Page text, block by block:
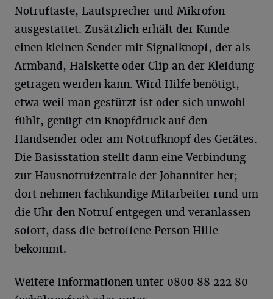
Notruftaste, Lautsprecher und Mikrofon
ausgestattet. Zusätzlich erhält der Kunde
einen kleinen Sender mit Signalknopf, der als
Armband, Halskette oder Clip an der Kleidung
getragen werden kann. Wird Hilfe benötigt,
etwa weil man gestürzt ist oder sich unwohl
fühlt, genügt ein Knopfdruck auf den
Handsender oder am Notrufknopf des Gerätes.
Die Basisstation stellt dann eine Verbindung
zur Hausnotrufzentrale der Johanniter her;
dort nehmen fachkundige Mitarbeiter rund um
die Uhr den Notruf entgegen und veranlassen
sofort, dass die betroffene Person Hilfe
bekommt.
Weitere Informationen unter 0800 88 222 80